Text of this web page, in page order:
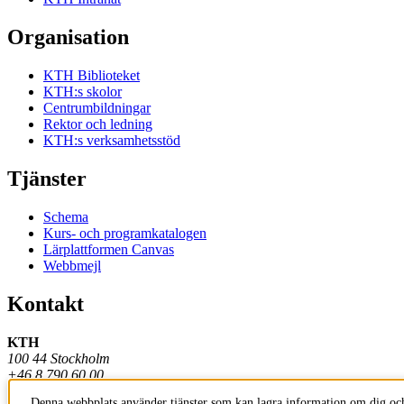
Organisation
KTH Biblioteket
KTH:s skolor
Centrumbildningar
Rektor och ledning
KTH:s verksamhetsstöd
Tjänster
Schema
Kurs- och programkatalogen
Lärplattformen Canvas
Webbmejl
Kontakt
KTH
100 44 Stockholm
+46 8 790 60 00